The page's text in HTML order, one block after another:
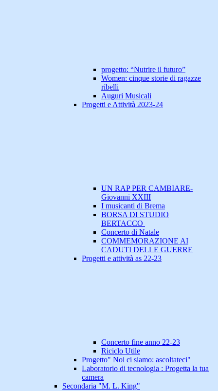
progetto: “Nutrire il futuro”
Women: cinque storie di ragazze
ribelli
Auguri Musicali
Progetti e Attività 2023-24
UN RAP PER CAMBIARE-
Giovanni XXIII
I musicanti di Brema
BORSA DI STUDIO
BERTACCO
Concerto di Natale
COMMEMORAZIONE AI
CADUTI DELLE GUERRE
Progetti e attività as 22-23
Concerto fine anno 22-23
Riciclo Utile
Progetto" Noi ci siamo: ascoltateci"
Laboratorio di tecnologia : Progetta la tua
camera
Secondaria "M. L. King"